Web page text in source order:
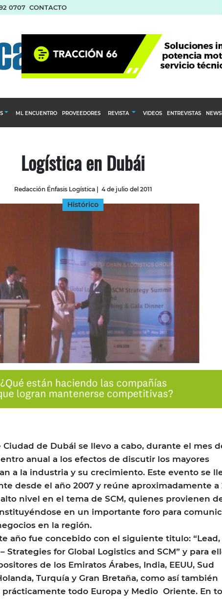
0707 CONTACTO
e inventarios
y distribución
ML ENCUENTRO PROVEEDORES REVISTA
SUSCRÍBASE
VIDEOS ENTREVISTAS
Logística en Dubái
Redacción Énfasis Logística| 4 de julio del 2011
Histórico
de Dubái se llevo a cabo, durante el mes
anual a los efectos de discutir los mayores
a la industria y su crecimiento. Este evento se
desde el año 2007 y reúne aproximadamente a
nivel en el tema de SCM, quienes provienen
en un importante foro para
en la región.
año fue concebido con el siguiente titulo: “Lead,
Strategies for Global Logistics and SCM” y para
de los Emiratos Árabes, India, EEUU, Sud
Turquía y Gran Bretaña, como así también
todo Europa y Medio Oriente. En